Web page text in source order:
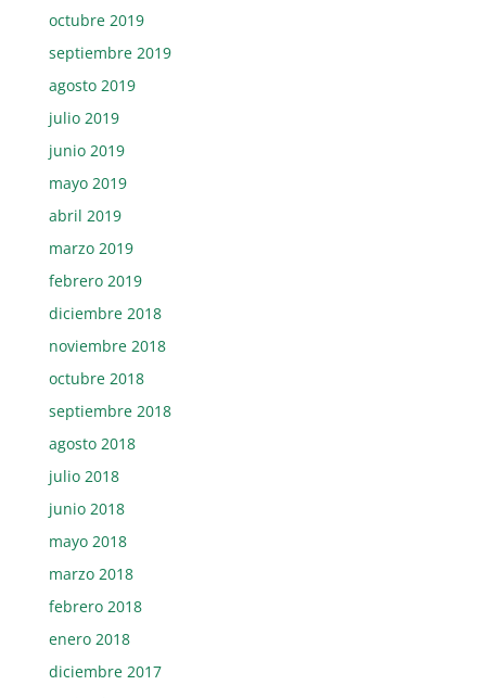
octubre 2019
septiembre 2019
agosto 2019
julio 2019
junio 2019
mayo 2019
abril 2019
marzo 2019
febrero 2019
diciembre 2018
noviembre 2018
octubre 2018
septiembre 2018
agosto 2018
julio 2018
junio 2018
mayo 2018
marzo 2018
febrero 2018
enero 2018
diciembre 2017